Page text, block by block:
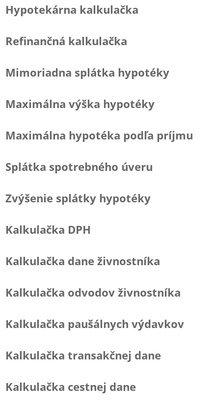
Hypotekárna kalkulačka
Refinančná kalkulačka
Mimoriadna splátka hypotéky
Maximálna výška hypotéky
Maximálna hypotéka podľa príjmu
Splátka spotrebného úveru
Zvýšenie splátky hypotéky
Kalkulačka DPH
Kalkulačka dane živnostníka
Kalkulačka odvodov živnostníka
Kalkulačka paušálnych výdavkov
Kalkulačka transakčnej dane
Kalkulačka cestnej dane